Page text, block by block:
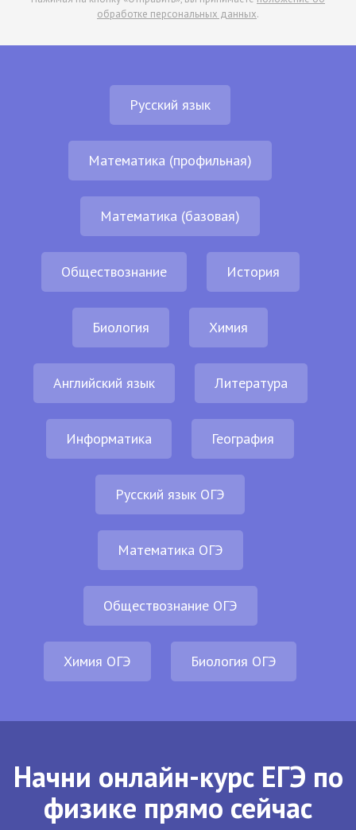
обработке персональных данных.
Русский язык
Математика (профильная)
Математика (базовая)
Обществознание История
Биология Химия
Английский язык Литература
Информатика География
Русский язык ОГЭ
Математика ОГЭ
Обществознание ОГЭ
Химия ОГЭ Биология ОГЭ
Начни онлайн-курс ЕГЭ по
физике прямо сейчас